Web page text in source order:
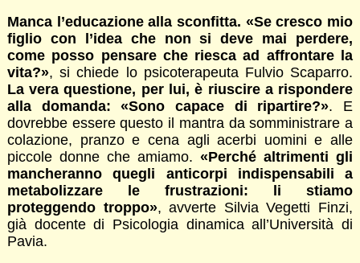
Manca l’educazione alla sconfitta. «Se cresco mio
figlio con l’idea che non si deve mai perdere,
come posso pensare che riesca ad affrontare la
vita?», si chiede lo psicoterapeuta Fulvio Scaparro.
La vera questione, per lui, è riuscire a rispondere
alla domanda: «Sono capace di ripartire?». E
dovrebbe essere questo il mantra da somministrare a
colazione, pranzo e cena agli acerbi uomini e alle
piccole donne che amiamo.«Perché altrimenti gli
mancheranno quegli anticorpi indispensabili a
metabolizzare le frustrazioni: li stiamo
proteggendo troppo», avverte Silvia Vegetti Finzi,
già docente di Psicologia dinamica all’Università di
Pavia.